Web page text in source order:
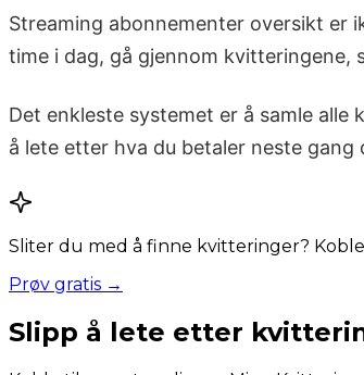
Streaming abonnementer oversikt er
time i dag, gå gjennom kvitteringene,
Det enkleste systemet er å samle alle
å lete etter hva du betaler neste
Sliter du med å finne kvitteringer?
Prøv gratis →
Slipp å lete etter